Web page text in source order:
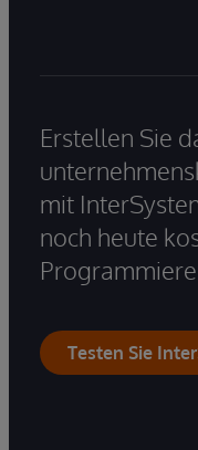
Erstellen Sie
mit
noch heute
Testen Sie